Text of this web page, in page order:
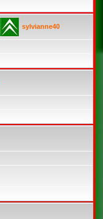
sylvianne40